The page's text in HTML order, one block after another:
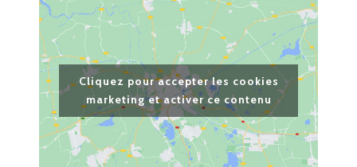
Cliquez pour accepter les cookies
marketing et activer ce contenu